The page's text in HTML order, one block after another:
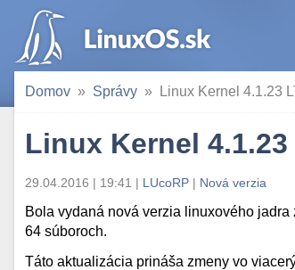
Domov Správy Linux Kernel 4.1.23
Linux Kernel 4.1.23
29.04.2016 | 19:41 | LUcoRP | Nová verzia
Bola vydaná nová verzia linuxového
64 súboroch.
Táto aktualizácia prináša zmeny vo